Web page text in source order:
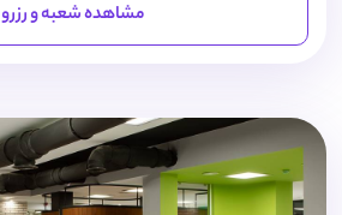
مشاهده شعبه و رزرو